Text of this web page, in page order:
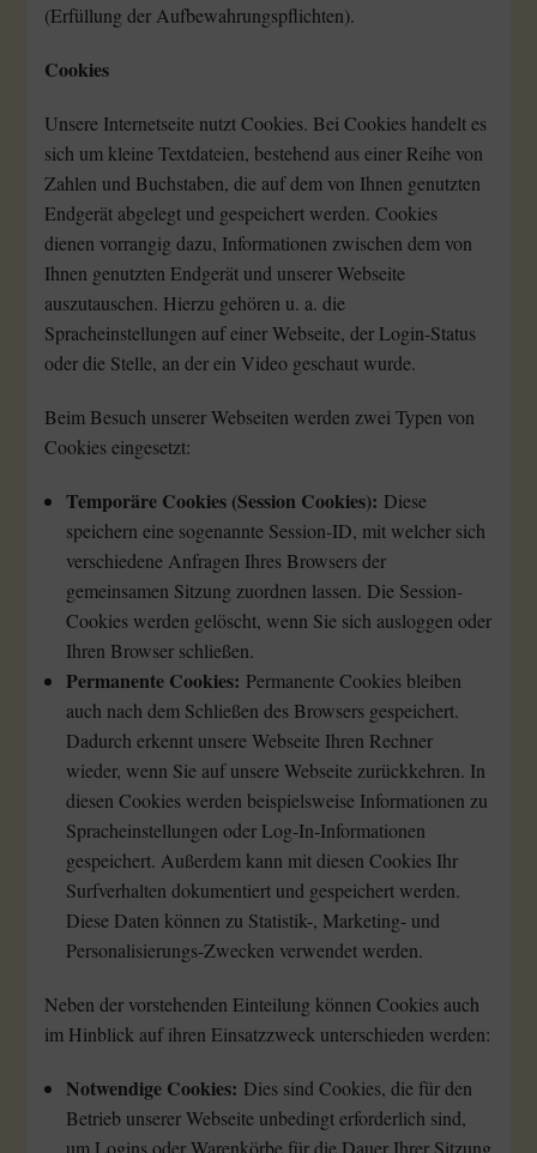
(Erfüllung der Aufbewahrungspflichten).
Cookies
Unsere Internetseite nutzt Cookies. Bei Cookies handelt es
sich um kleine Textdateien, bestehend aus einer Reihe von
Zahlen und Buchstaben, die auf dem von Ihnen genutzten
Endgerät abgelegt und gespeichert werden. Cookies
dienen vorrangig dazu, Informationen zwischen dem von
Ihnen genutzten Endgerät und unserer Webseite
auszutauschen. Hierzu gehören u. a. die
Spracheinstellungen auf einer Webseite, der Login-Status
oder die Stelle, an der ein Video geschaut wurde.
Beim Besuch unserer Webseiten werden zwei Typen von
Cookies eingesetzt:
Temporäre Cookies (Session Cookies): Diese
speichern eine sogenannte Session-ID, mit welcher sich
verschiedene Anfragen Ihres Browsers der
gemeinsamen Sitzung zuordnen lassen. Die Session-
Cookies werden gelöscht, wenn Sie sich ausloggen oder
Ihren Browser schließen.
Permanente Cookies: Permanente Cookies bleiben
auch nach dem Schließen des Browsers gespeichert.
Dadurch erkennt unsere Webseite Ihren Rechner
wieder, wenn Sie auf unsere Webseite zurückkehren. In
diesen Cookies werden beispielsweise Informationen zu
Spracheinstellungen oder Log-In-Informationen
gespeichert. Außerdem kann mit diesen Cookies Ihr
Surfverhalten dokumentiert und gespeichert werden.
Diese Daten können zu Statistik-, Marketing- und
Personalisierungs-Zwecken verwendet werden.
Neben der vorstehenden Einteilung können Cookies auch
im Hinblick auf ihren Einsatzzweck unterschieden werden:
Notwendige Cookies: Dies sind Cookies, die für den
Betrieb unserer Webseite unbedingt erforderlich sind,
um Logins oder Warenkörbe für die Dauer Ihrer Sitzung